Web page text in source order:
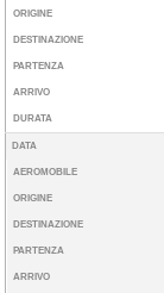
ORIGINE
DESTINAZIONE
PARTENZA
ARRIVO
DURATA
DATA
AEROMOBILE
ORIGINE
DESTINAZIONE
PARTENZA
ARRIVO